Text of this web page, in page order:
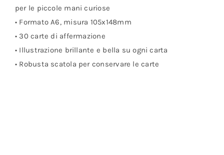
per le piccole mani curiose
• Formato A6, misura 105x148mm
• 30 carte di affermazione
• Illustrazione brillante e bella su ogni carta
• Robusta scatola per conservare le carte